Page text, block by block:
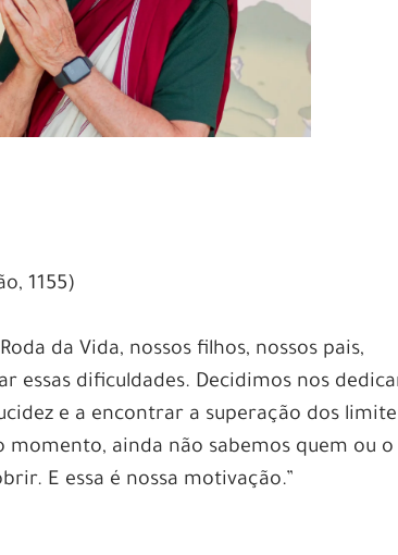
1155)
da Vida, nossos filhos, nossos pais,
essas dificuldades. Decidimos nos
e a encontrar a superação dos
momento, ainda não sabemos quem ou o
E essa é nossa motivação.”